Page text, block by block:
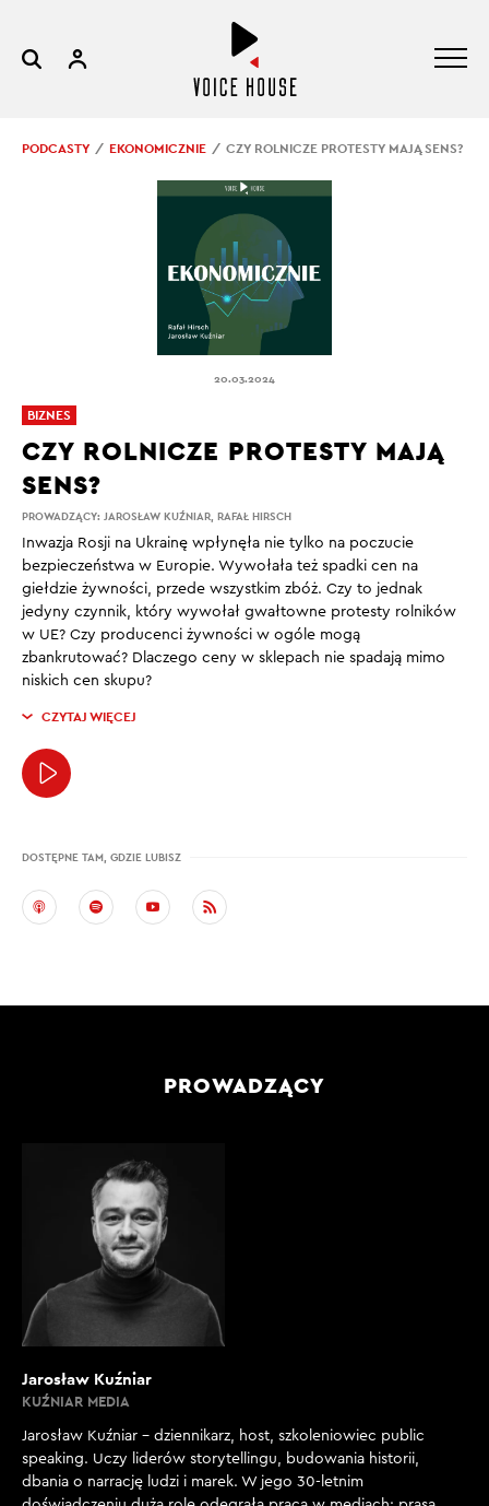
PODCASTY EKONOMICZNIE CZY ROLNICZE PROTESTY MAJĄ SENS?
20.03.2024
PROWADZĄCY: JAROSŁAW KUŹNIAR, RAFAŁ HIRSCH
CZY ROLNICZE PROTESTY MAJĄ
SENS?
Inwazja Rosji na Ukrainę wpłynęła nie tylko na poczucie
bezpieczeństwa w Europie. Wywołała też spadki cen na
giełdzie żywności, przede wszystkim zbóż. Czy to jednak
jedyny czynnik, który wywołał gwałtowne protesty rolników
w UE? Czy producenci żywności w ogóle mogą
zbankrutować? Dlaczego ceny w sklepach nie spadają mimo
niskich cen skupu?
CZYTAJ WIĘCEJ
DOSTĘPNE TAM, GDZIE LUBISZ
BIZNES
PROWADZĄCY
Jarosław Kuźniar
KUŹNIAR MEDIA
Jarosław Kuźniar – dziennikarz, host, szkoleniowiec public
speaking. Uczy liderów storytellingu, budowania historii,
dbania o narrację ludzi i marek. W jego 30-letnim